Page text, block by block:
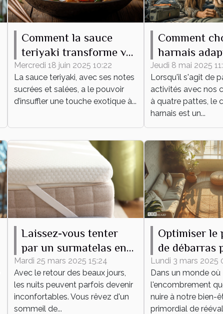
Comment la sauce
teriyaki transforme vos
plats du quotidien
Mercredi 18 juin 2025 10:22
La sauce teriyaki, avec ses notes
sucrées et salées, a le pouvoir
d’insuffler une touche exotique à...
Comment
harnais
différentes
canines
Jeudi 8 mai 2025
Lorsqu'il s'agit de
activités avec nos
à quatre pattes, le
harnais est un...
Laissez-vous tenter
par un surmatelas en
laine mérinos, même en
été !
Mardi 25 mars 2025 15:24
Avec le retour des beaux jours,
les nuits peuvent parfois devenir
inconfortables. Vous rêvez d'un
sommeil de...
Optimiser le
de débarras
espace
fonctionnel
Lundi 3 mars 2025
Dans un monde où
l'encombrement
nuire à notre bien-
primordial de